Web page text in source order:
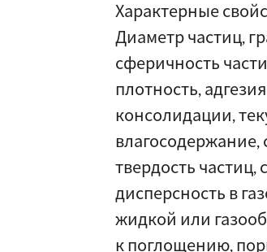
Характерные
Диаметр частиц,
сферичность
плотность,
консолидации,
влагосодержание,
твердость частиц,
дисперсность в
жидкой или
к поглощению,